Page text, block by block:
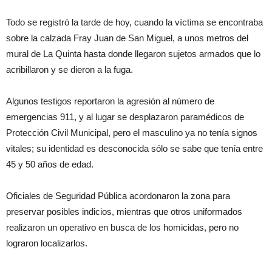
Todo se registró la tarde de hoy, cuando la víctima se encontraba
sobre la calzada Fray Juan de San Miguel, a unos metros del
mural de La Quinta hasta donde llegaron sujetos armados que lo
acribillaron y se dieron a la fuga.
Algunos testigos reportaron la agresión al número de
emergencias 911, y al lugar se desplazaron paramédicos de
Protección Civil Municipal, pero el masculino ya no tenía signos
vitales; su identidad es desconocida sólo se sabe que tenía entre
45 y 50 años de edad.
Oficiales de Seguridad Pública acordonaron la zona para
preservar posibles indicios, mientras que otros uniformados
realizaron un operativo en busca de los homicidas, pero no
lograron localizarlos.